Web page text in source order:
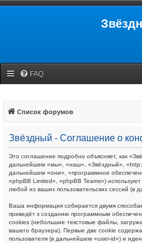
FAQ
Список форумов
Звёздный - Соглашение о
Это соглашение подробно объясняет, как
дальнейшем «мы», «наш», «Звёздный»,
дальнейшем «они», «программное
«phpBB Limited», «phpBB Teams»)
любой из ваших пользовательских сессий
Ваша информация собирается двумя
приведёт к созданию программным
cookies (небольшие текстовые файлы,
вашего браузера). Первые две cookie
пользователя (в дальнейшем «user-id») и